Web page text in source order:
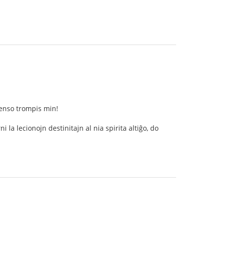
trompis min!
la lecionojn destinitajn al nia spirita altiĝo, do